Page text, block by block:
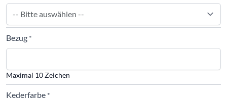
Bezug *
Maximal 10 Zeichen
Kederfarbe *